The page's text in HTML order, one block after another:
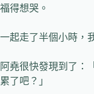
福得想哭。
一起走了半個小時，
阿堯很快發現到了：
累了吧？」